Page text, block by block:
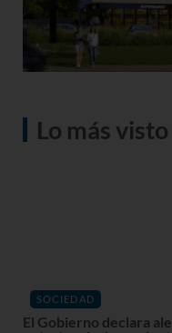
Lo más visto
SOCIEDAD
El Gobierno declara